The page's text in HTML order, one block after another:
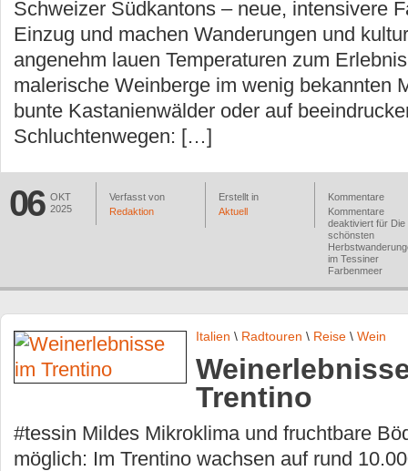
Schweizer Südkantons – neue, intensivere
Einzug und machen Wanderungen und
angenehm lauen Temperaturen zum
malerische Weinberge im wenig bekannten
bunte Kastanienwälder oder auf
Schluchtenwegen: […]
06 OKT
2025
Verfasst von
Redaktion
Erstellt in
Aktuell
Kommentare
Kommentare
deaktiviert für Die
schönsten
im Tessiner
Farbenmeer
Italien \ Radtouren \ Reise \ Wein
Trentino
#tessin Mildes Mikroklima und fruchtbare
möglich: Im Trentino wachsen auf rund